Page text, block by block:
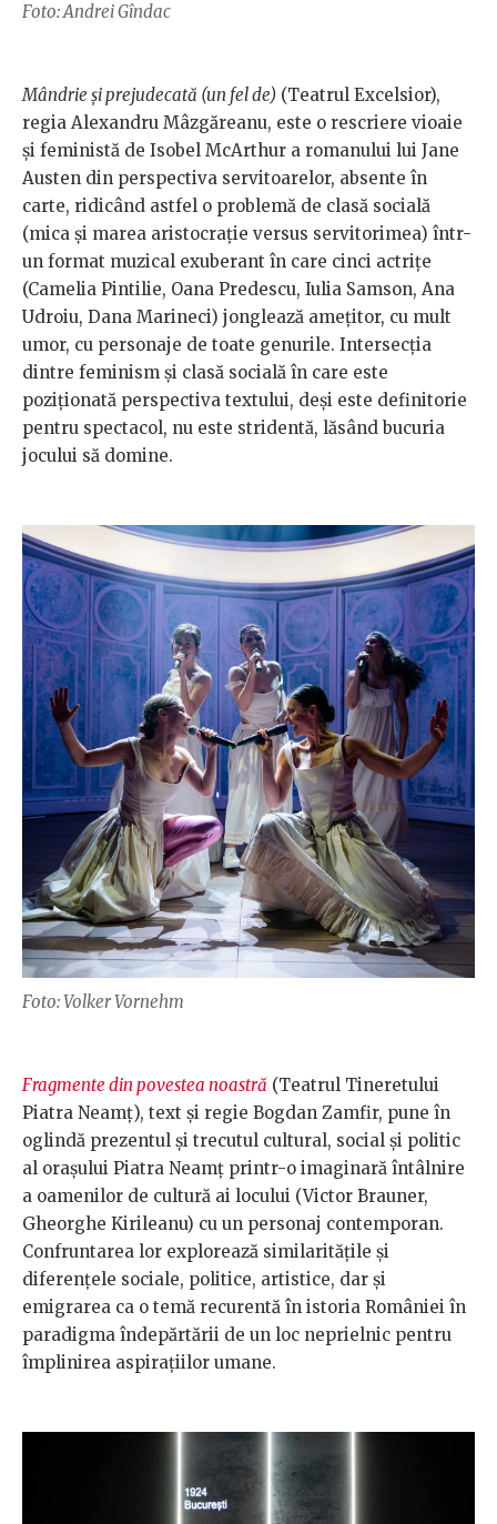
Foto: Andrei Gîndac
Mândrie și prejudecată (un fel de) (Teatrul Excelsior),
regia Alexandru Mâzgăreanu, este o rescriere vioaie
și feministă de Isobel McArthur a romanului lui Jane
Austen din perspectiva servitoarelor, absente în
carte, ridicând astfel o problemă de clasă socială
(mica și marea aristocrație versus servitorimea) într-
un format muzical exuberant în care cinci actrițe
(Camelia Pintilie, Oana Predescu, Iulia Samson, Ana
Udroiu, Dana Marineci) jonglează amețitor, cu mult
umor, cu personaje de toate genurile. Intersecția
dintre feminism și clasă socială în care este
poziționată perspectiva textului, deși este definitorie
pentru spectacol, nu este stridentă, lăsând bucuria
jocului să domine.
Foto: Volker Vornehm
Fragmente din povestea noastră (Teatrul Tineretului
Piatra Neamț), text și regie Bogdan Zamfir, pune în
oglindă prezentul și trecutul cultural, social și politic
al orașului Piatra Neamț printr-o imaginară întâlnire
a oamenilor de cultură ai locului (Victor Brauner,
Gheorghe Kirileanu) cu un personaj contemporan.
Confruntarea lor explorează similaritățile și
diferențele sociale, politice, artistice, dar și
emigrarea ca o temă recurentă în istoria României în
paradigma îndepărtării de un loc neprielnic pentru
împlinirea aspirațiilor umane.